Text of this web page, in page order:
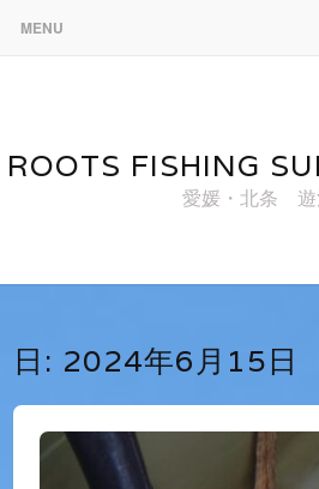
MENU
ROOTS FISHING
愛媛・北条 遊
日: 2024年6月15日